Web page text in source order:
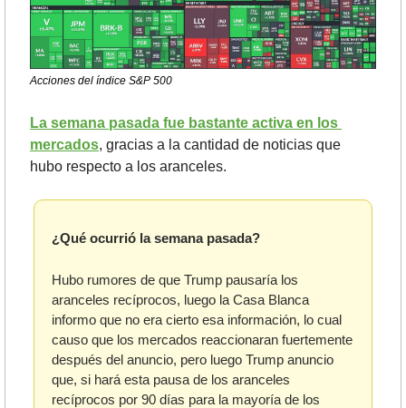
Acciones del índice S&P 500
La semana pasada fue bastante activa en los
mercados, gracias a la cantidad de noticias que
hubo respecto a los aranceles.
¿Qué ocurrió la semana pasada?
Hubo rumores de que Trump pausaría los
aranceles recíprocos, luego la Casa Blanca
informo que no era cierto esa información, lo cual
causo que los mercados reaccionaran fuertemente
después del anuncio, pero luego Trump anuncio
que, si hará esta pausa de los aranceles
recíprocos por 90 días para la mayoría de los